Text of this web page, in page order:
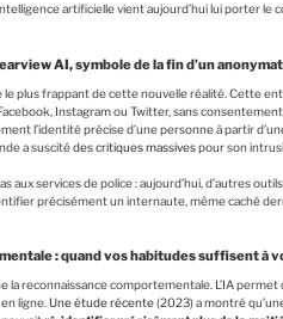
artificielle vient aujourd’hui lui porter
AI, symbole de la fin d’un
le plus frappant de cette nouvelle réalité. Cette
Instagram ou Twitter, sans
l’identité précise d’une personne à partir
a suscitédes critiques massivespour son
aux services de police : aujourd’hui, d’autres
précisément un internaute, même caché
: quand vos habitudes suffisent à
la reconnaissance comportementale. L’IA
ligne. Une étude récente(2023) a montré